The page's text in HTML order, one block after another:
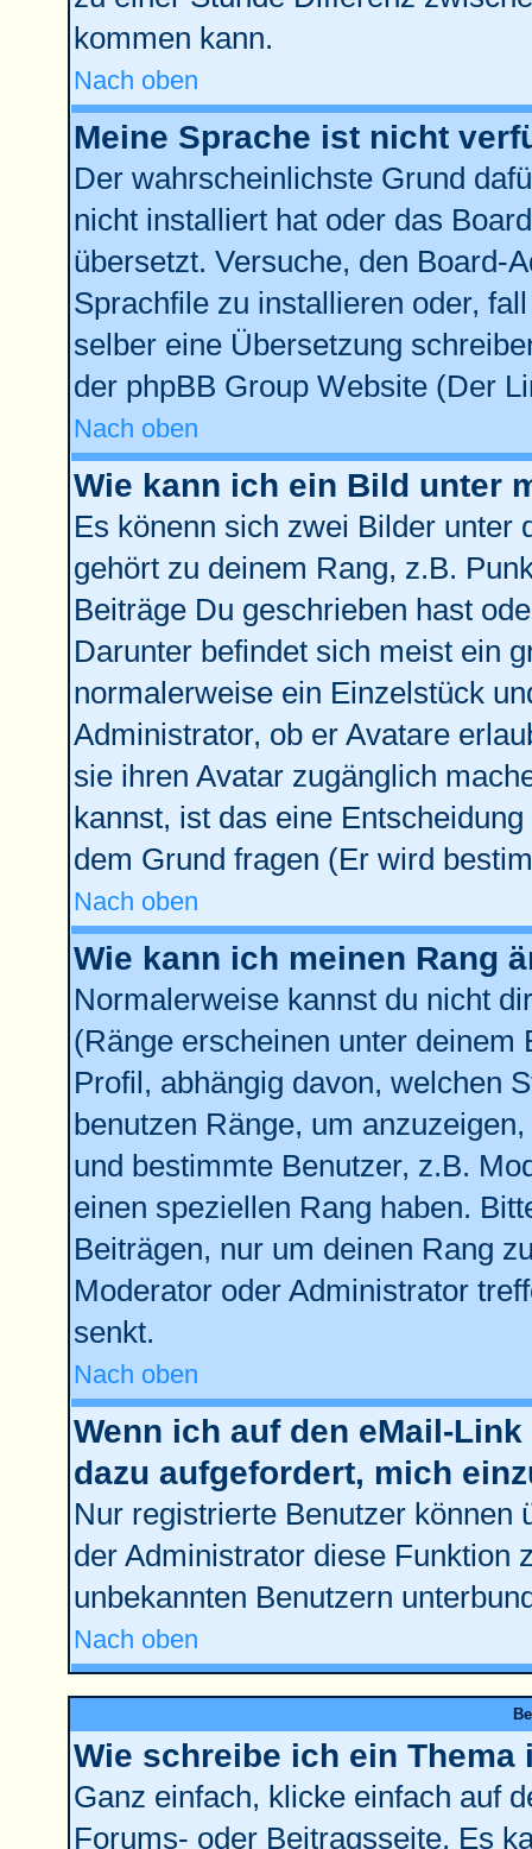
kommen kann.
Nach oben
Meine Sprache ist nicht
Der wahrscheinlichste Grund
nicht installiert hat oder das
übersetzt. Versuche, den Board-
Sprachfile zu installieren oder,
selber eine Übersetzung
der phpBB Group Website (Der
Nach oben
Wie kann ich ein Bild unter
Es könenn sich zwei Bilder unter
gehört zu deinem Rang, z.B.
Beiträge Du geschrieben hast
Darunter befindet sich meist ein
normalerweise ein Einzelstück
Administrator, ob er Avatare
sie ihren Avatar zugänglich
kannst, ist das eine
dem Grund fragen (Er wird
Nach oben
Wie kann ich meinen Rang
Normalerweise kannst du nicht
(Ränge erscheinen unter deinem
Profil, abhängig davon, welchen
benutzen Ränge, um
und bestimmte Benutzer, z.B.
einen speziellen Rang haben.
Beiträgen, nur um deinen Rang
Moderator oder Administrator
senkt.
Nach oben
Wenn ich auf den eMail-
dazu aufgefordert, mich
Nur registrierte Benutzer können
der Administrator diese Funktion
unbekannten Benutzern
Nach oben
Wie schreibe ich ein Thema
Ganz einfach, klicke einfach auf
Forums- oder Beitragsseite. Es